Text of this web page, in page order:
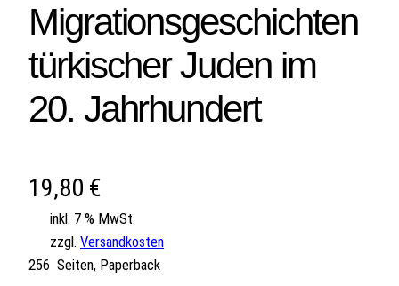
Migrationsgeschichten
türkischer Juden im
20. Jahrhundert
19,80 €
inkl. 7 % MwSt.
zzgl. Versandkosten
256 Seiten, Paperback